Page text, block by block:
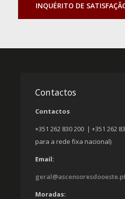
INQUÉRITO DE
Contactos
Contactos
+351 262 830 200 | +351 262
para a rede fixa nacional)
Email:
Moradas: